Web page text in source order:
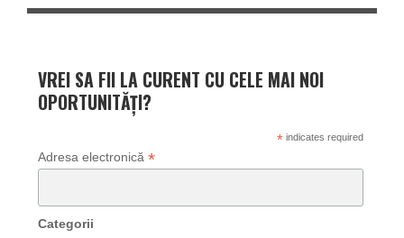
VREI SA FII LA CURENT CU CELE MAI NOI
OPORTUNITĂȚI?
*indicates required
Adresa electronică *
Categorii